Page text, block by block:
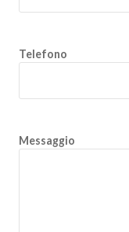
Telefono
Messaggio